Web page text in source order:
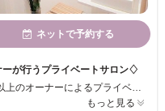
ネットで予約する
が行うプライベートサロン♢
【白金台駅から徒歩2分！】業界歴10年以上のオーナーによるプライベートサロンが遂にNEWOPEN‼スピード感があり丁寧かつ高度な施術で、こだわりのまつ毛に大変身♪カウンセリングに力を入れているので、お客様一人ひとりのご要望を細かく叶えます。特にこだわり派の方にはとってもおすすめです！新規の方限定のクーポンもございます◎
もっと見る